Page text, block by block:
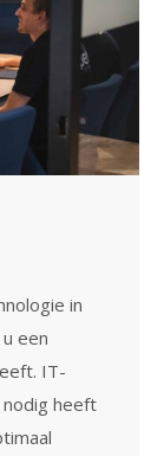
in
een
IT-
nodig heeft